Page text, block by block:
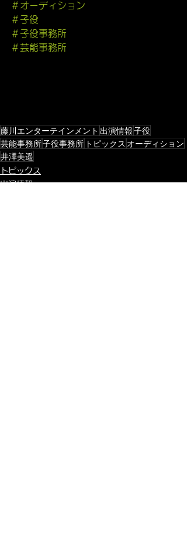
＃オーディション
＃子役
＃子役事務所
＃芸能事務所
藤川エンターテインメント 出演情報子役
芸能事務所子役事務所 トピックス オーディション
井澤美遥
トピックス
出演情報